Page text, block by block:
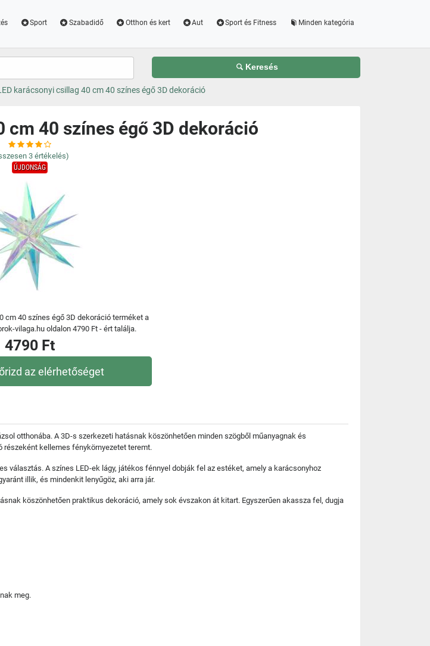
Sport Szabadidő Otthon és kert Aut Sport és Fitness Minden kategória
Keresés
karácsonyi csillag 40 cm 40 színes égő 3D dekoráció
cm 40 színes égő 3D dekoráció
3 értékelés)
ÚJDONSÁG
cm 40 színes égő 3D dekoráció terméket a
vilaga.hu oldalon 4790 Ft - ért találja.
4790 Ft
az elérhetőséget
otthonába. A 3D-s szerkezeti hatásnak köszönhetően minden szögből műanyagnak és
kellemes fénykörnyezetet teremt.
A színes LED-ek lágy, játékos fénnyel dobják fel az estéket, amely a karácsonyhoz
illik, és mindenkit lenyűgöz, aki arra jár.
köszönhetően praktikus dekoráció, amely sok évszakon át kitart. Egyszerűen akassza fel, dugja
meg.